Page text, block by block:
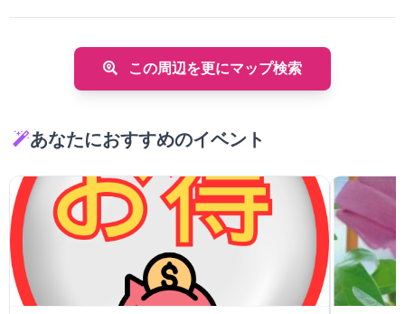
この周辺を更にマップ検索
あなたにおすすめのイベント